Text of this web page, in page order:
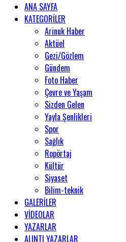
ANA SAYFA
KATEGORİLER
Arinuk Haber
Aktüel
Gezi/Gözlem
Gündem
Foto Haber
Çevre ve Yaşam
Sizden Gelen
Yayla Şenlikleri
Spor
Sağlık
Ropörtaj
Kültür
Siyaset
Bilim-teknik
GALERİLER
VİDEOLAR
YAZARLAR
ALINTI YAZARLAR